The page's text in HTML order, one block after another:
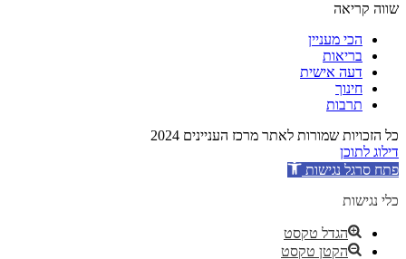
שווה קריאה
הכי מעניין
בריאות
דעה אישית
חינוך
תרבות
כל הזכויות שמורות לאתר מרכז העניינים 2024
דילוג לתוכן
פתח סרגל נגישות
כלי נגישות
הגדל טקסט
הקטן טקסט